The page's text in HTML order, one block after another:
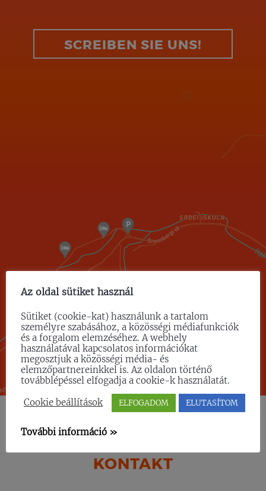
SCREIBEN SIE UNS!
KONTAKT
Az oldal sütiket használ
Sütiket (cookie-kat) használunk a tartalom
személyre szabásához, a közösségi médiafunkciók
és a forgalom elemzéséhez. A webhely
használatával kapcsolatos információkat
megosztjuk a közösségi média- és
elemzőpartnereinkkel is. Az oldalon történő
továbblépéssel elfogadja a cookie-k használatát.
Cookie beállítások ELFOGADOM ELUTASÍTOM
További információ »